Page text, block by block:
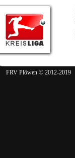
FRV Plöwen © 2012-2019